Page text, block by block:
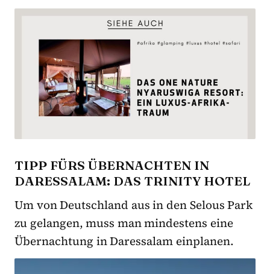
TIPP FÜRS ÜBERNACHTEN IN
DARESSALAM: DAS TRINITY HOTEL
Um von Deutschland aus in den Selous Park
zu gelangen, muss man mindestens eine
Übernachtung in Daressalam einplanen.